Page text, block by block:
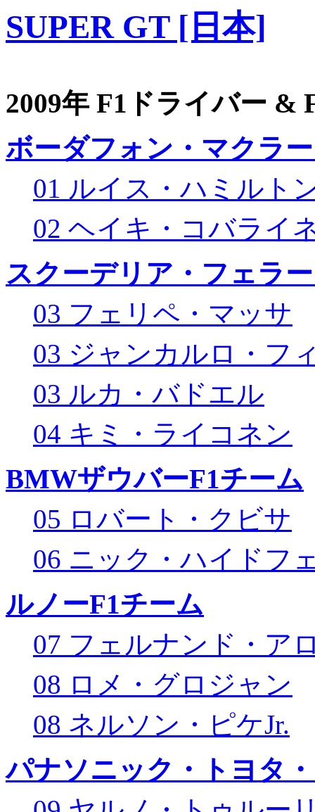
SUPER GT [日本]
2009年 F1ドライバー &
ボーダフォン・マクラ
01 ルイス・ハミルト
02 ヘイキ・コバライ
スクーデリア・フェラ
03 フェリペ・マッサ
03 ジャンカルロ・フ
03 ルカ・バドエル
04 キミ・ライコネン
BMWザウバーF1チーム
05 ロバート・クビサ
06 ニック・ハイドフ
ルノーF1チーム
07 フェルナンド・ア
08 ロメ・グロジャン
08 ネルソン・ピケJr.
パナソニック・トヨタ